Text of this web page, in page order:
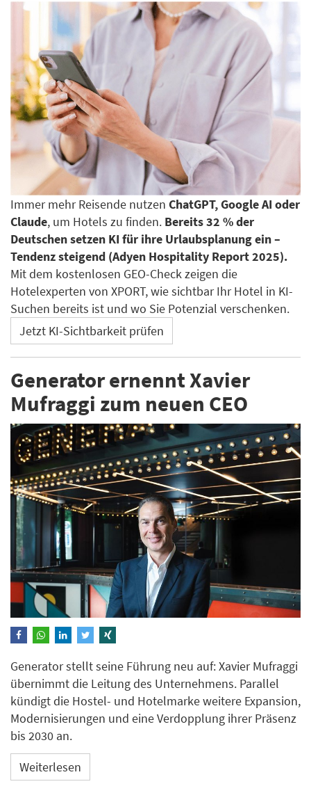
Immer mehr Reisende nutzen ChatGPT, Google AI oder
Claude, um Hotels zu finden. Bereits 32 % der
Deutschen setzen KI für ihre Urlaubsplanung ein –
Tendenz steigend (Adyen Hospitality Report 2025).
Mit dem kostenlosen GEO-Check zeigen die
Hotelexperten von XPORT, wie sichtbar Ihr Hotel in KI-
Suchen bereits ist und wo Sie Potenzial verschenken.
Jetzt KI-Sichtbarkeit prüfen
Generator ernennt Xavier
Mufraggi zum neuen CEO
Generator stellt seine Führung neu auf: Xavier Mufraggi
übernimmt die Leitung des Unternehmens. Parallel
kündigt die Hostel- und Hotelmarke weitere Expansion,
Modernisierungen und eine Verdopplung ihrer Präsenz
bis 2030 an.
Weiterlesen